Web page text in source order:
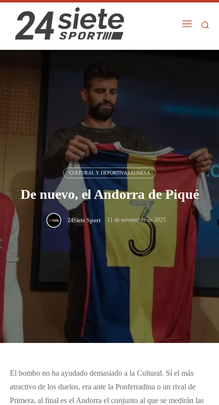
CULTURAL Y DEPORTIVA LEONESA
De nuevo, el Andorra de Piqué
24Siete Sport 11 de noviembre de 2025
El bombo no ha ayudado demasiado a la Cultural. Sí el más
atractivo de los duelos, era ante la Ponferradina o un rival de
Primera, al final es el Andorra el conjunto al que se medirán las